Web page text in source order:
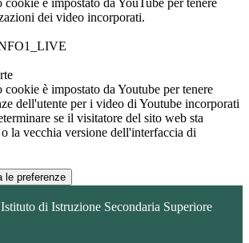
cookie è impostato da YouTube per tenere
dei video incorporati.
cookie è impostato da Youtube per tenere
dell'utente per i video di Youtube incorporati
se il visitatore del sito web sta
la vecchia versione dell'interfaccia di
le preferenze
Istituto di Istruzione Secondaria Superiore